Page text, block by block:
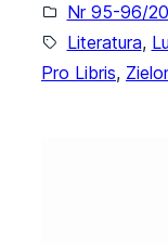
Nr 95-96/
Literatura,
Pro Libris,